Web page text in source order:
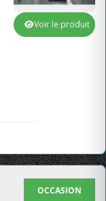
Voir le produit
OCCASION